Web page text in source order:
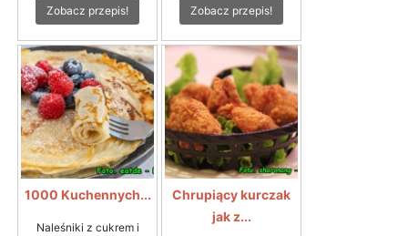
Zobacz przepis! Zobacz przepis!
1000 Kuchennych...
Naleśniki z cukrem i
Chrupiący kurczak
jak z...